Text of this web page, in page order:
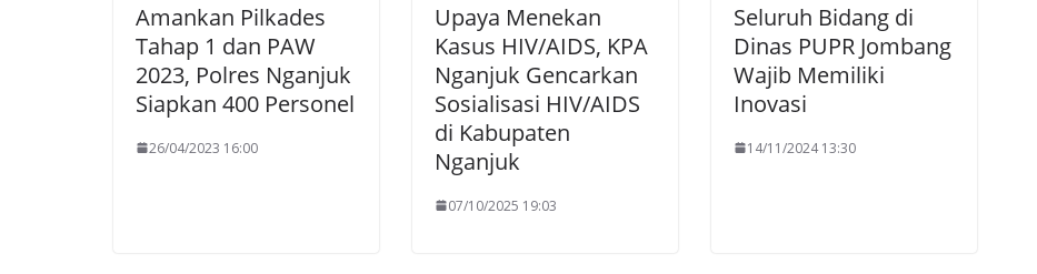
Amankan Pilkades
Tahap 1 dan PAW
2023, Polres Nganjuk
Siapkan 400 Personel
26/04/2023 16:00
Upaya Menekan
Kasus HIV/AIDS, KPA
Nganjuk Gencarkan
Sosialisasi HIV/AIDS
di Kabupaten
Nganjuk
07/10/2025 19:03
Seluruh Bidang di
Dinas PUPR Jombang
Wajib Memiliki
Inovasi
14/11/2024 13:30